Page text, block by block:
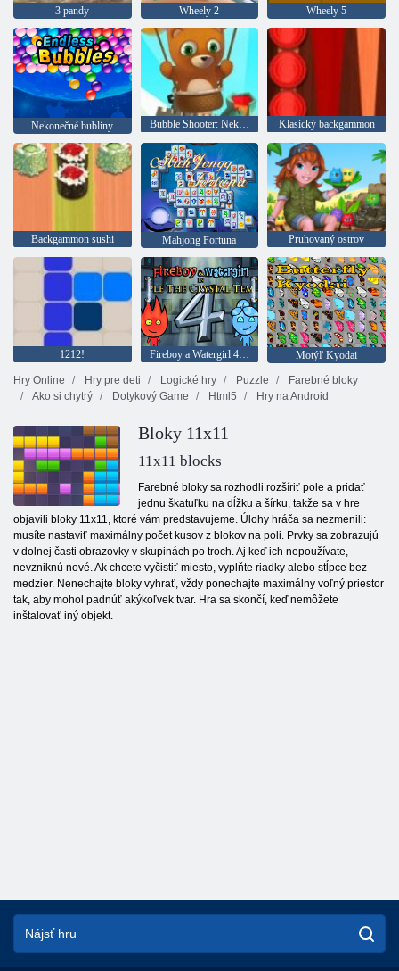
3 pandy Wheely 2 Wheely 5
Nekonečné bubliny Bubble Shooter: Nekonečno Klasický backgammon
Backgammon sushi Mahjong Fortuna Pruhovaný ostrov
1212! Fireboy a Watergirl 4: Crystal Temple
Motýľ Kyodai
Hry Online
Hry pre deti Logické hry Puzzle
Farebné bloky
Ako si chytrý
Dotykový Game Html5 Hry na Android
Bloky 11x11
11x11 blocks
Farebné bloky sa rozhodli rozšíriť pole a pridať
jednu škatuľku na dĺžku a šírku, takže sa v hre
objavili bloky 11x11, ktoré vám predstavujeme. Úlohy hráča sa nezmenili:
musíte nastaviť maximálny počet kusov z blokov na poli. Prvky sa zobrazujú
v dolnej časti obrazovky v skupinách po troch. Aj keď ich nepoužívate,
nevzniknú nové. Ak chcete vyčistiť miesto, vyplňte riadky alebo stĺpce bez
medzier. Nenechajte bloky vyhrať, vždy ponechajte maximálny voľný priestor
tak, aby mohol padnúť akýkoľvek tvar. Hra sa skončí, keď nemôžete
inštalovať iný objekt.